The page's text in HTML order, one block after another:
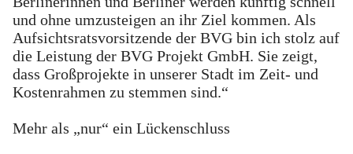
und ohne umzusteigen an ihr Ziel kommen. Als
Aufsichtsratsvorsitzende der BVG bin ich stolz auf
die Leistung der BVG Projekt GmbH. Sie zeigt,
dass Großprojekte in unserer Stadt im Zeit- und
Kostenrahmen zu stemmen sind.“
Mehr als „nur“ ein Lückenschluss